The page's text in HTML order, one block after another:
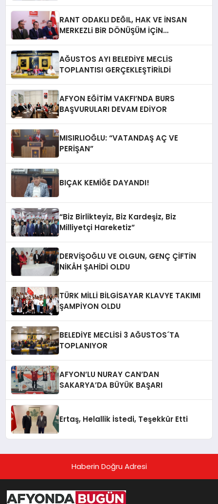
RANT ODAKLI DEĞIL, HAK VE İNSAN
MERKEZLi BiR DÖNÜŞÜM İÇiN
AĞUSTOS AYI BELEDİYE MECLİS
TOPLANTISI GERÇEKLEŞTİRİLDİ
AFYON EĞİTİM VAKFI’NDA BURS
BAŞVURULARI DEVAM EDİYOR
MISIRLIOĞLU: “VATANDAŞ AÇ VE
PERİŞAN”
BIÇAK KEMİĞE DAYANDI!
“Biz Birlikteyiz, Biz Kardeşiz, Biz
Milliyetçi Hareketiz”
DERVİŞOĞLU VE OLGUN, GENÇ ÇİFTİN
NİKÂH ŞAHİDİ OLDU
TÜRK MİLLİ BİLGİSAYAR KLAVYE TAKIMI
ŞAMPİYON OLDU
BELEDİYE MECLİSİ 3 AĞUSTOS´TA
TOPLANIYOR
AFYON’LU NURAY CAN’DAN
SAKARYA’DA BÜYÜK BAŞARI
Ertaş, Helallik İstedi, Teşekkür Etti
Haberin Doğru Adresi